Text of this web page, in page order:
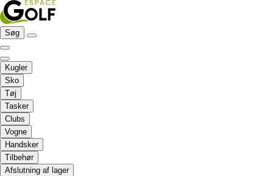
Søg
Kugler
Sko
Tøj
Tasker
Clubs
Vogne
Handsker
Tilbehør
Afslutning af lager